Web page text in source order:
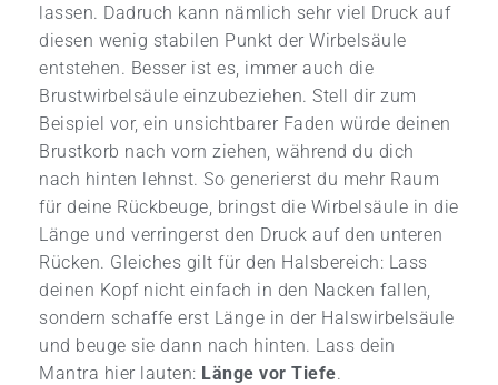
lassen. Dadruch kann nämlich sehr viel Druck auf
diesen wenig stabilen Punkt der Wirbelsäule
entstehen. Besser ist es, immer auch die
Brustwirbelsäule einzubeziehen. Stell dir zum
Beispiel vor, ein unsichtbarer Faden würde deinen
Brustkorb nach vorn ziehen, während du dich
nach hinten lehnst. So generierst du mehr Raum
für deine Rückbeuge, bringst die Wirbelsäule in die
Länge und verringerst den Druck auf den unteren
Rücken. Gleiches gilt für den Halsbereich: Lass
deinen Kopf nicht einfach in den Nacken fallen,
sondern schaffe erst Länge in der Halswirbelsäule
und beuge sie dann nach hinten. Lass dein
Mantra hier lauten: Länge vor Tiefe.